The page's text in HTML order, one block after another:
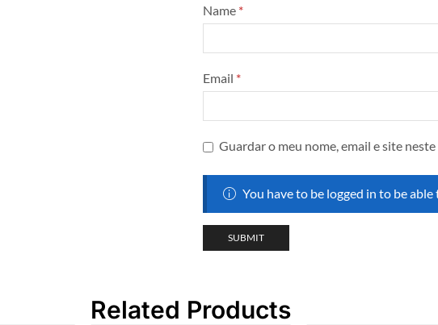
Name *
Email *
Guardar o meu nome, email e site
You have to be logged in to be
Related Products